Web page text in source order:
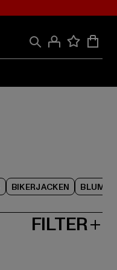
BIKERJACKEN
FILTER